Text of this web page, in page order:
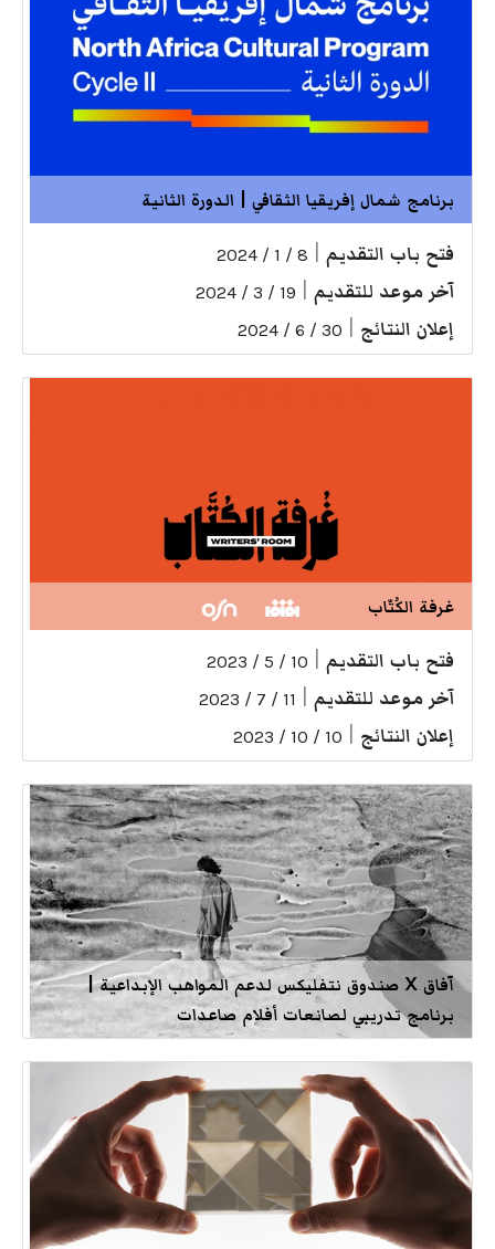
برنامج شمال إفريقيا الثقافي | الدورة الثانية
فتح باب التقديم 8 / 1 / 2024
آخر موعد للتقديم 19 / 3 / 2024
إعلان النتائج 30 / 6 / 2024
غرفة الكُتّاب
فتح باب التقديم 10 / 5 / 2023
آخر موعد للتقديم 11 / 7 / 2023
إعلان النتائج 10 / 10 / 2023
آفاق X صندوق نتفليكس لدعم المواهب الإبداعية |
برنامج تدريبي لصانعات أفلام صاعدات